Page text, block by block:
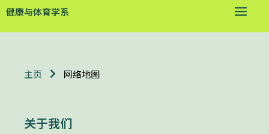
健康与体育学系
主页 网络地图
关于我们